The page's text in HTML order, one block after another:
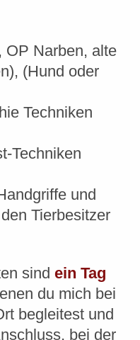
OP Narben, alte
(Hund oder
Techniken
Techniken
und
Tierbesitzer
sind ein Tag
du mich bei
begleitest und
bei der